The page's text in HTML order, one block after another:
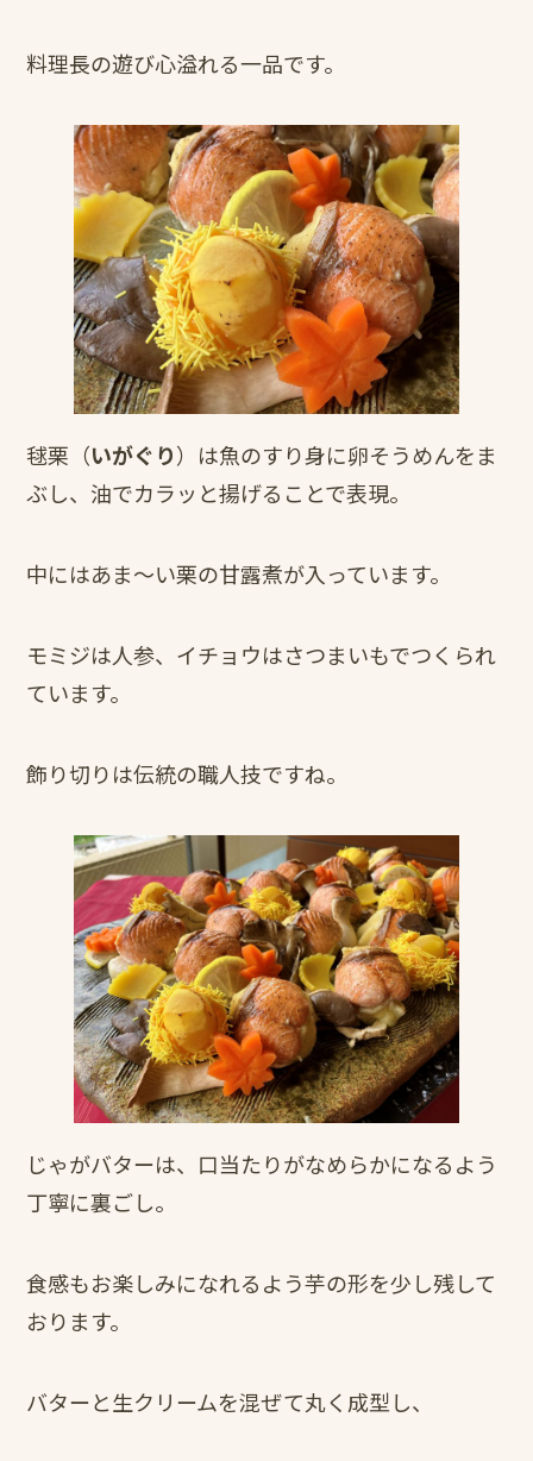
料理長の遊び心溢れる一品です。
毬栗（いがぐり）は魚のすり身に卵そうめんをま
ぶし、油でカラッと揚げることで表現。
中にはあま～い栗の甘露煮が入っています。
モミジは人参、イチョウはさつまいもでつくられ
ています。
飾り切りは伝統の職人技ですね。
じゃがバターは、口当たりがなめらかになるよう
丁寧に裏ごし。
食感もお楽しみになれるよう芋の形を少し残して
おります。
バターと生クリームを混ぜて丸く成型し、